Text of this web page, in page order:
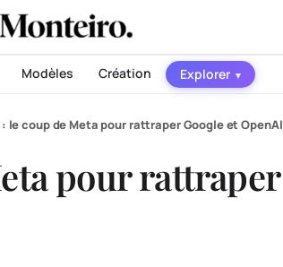
Modèles Création Explorer ▾
: le coup de Meta pour rattraper Google et OpenAI
pour rattraper